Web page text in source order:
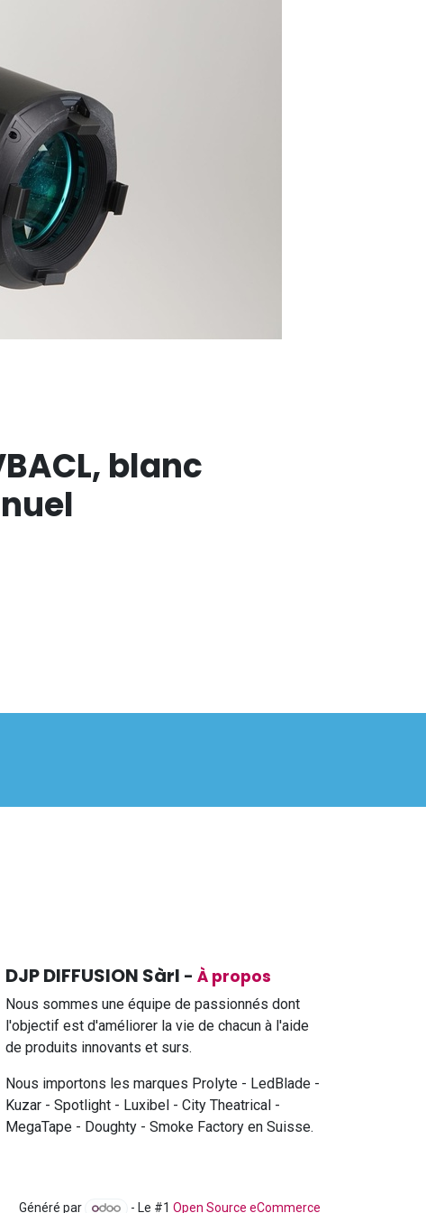
blanc
DJP DIFFUSION Sàrl - À propos
Nous sommes une équipe de passionnés dont
l'objectif est d'améliorer la vie de chacun à l'aide
de produits innovants et surs.
Nous importons les marques Prolyte - LedBlade -
Kuzar - Spotlight - Luxibel - City Theatrical -
MegaTape - Doughty - Smoke Factory en Suisse.
Généré par - Le #1 Open Source eCommerce